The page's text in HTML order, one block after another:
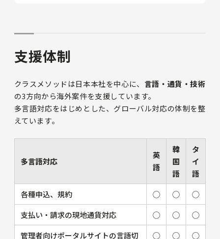
支援体制
クラスメソッドは日本本社を中心に、 言語・通貨・技術
の3方向から海外案件を支援しています。
多言語対応をはじめとした、グローバル対応の体制を整
えています。
多言語対応
英
語
韓
国
語
タ
イ
語
各種申込、規約
◯ ◯
◯
支払い・請求の現地通貨対応
◯ ◯
◯
管理者向けポータルサイトの言語切
◯ ◯ ◯